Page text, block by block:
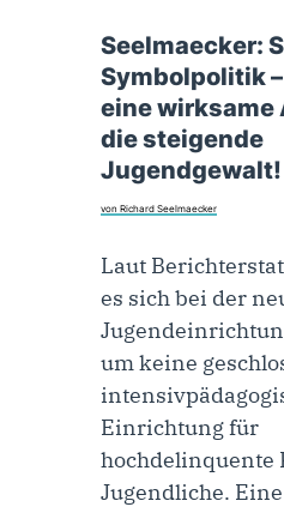
Seelmaecker:
Symbolpolitik
eine wirksame
die steigende
Jugendgewalt!
von Richard Seelmaecker
Laut
es sich bei der
um keine
Einrichtung für
hochdelinquente
Jugendliche.